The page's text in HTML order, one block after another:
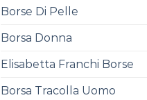
Borse Di Pelle
Borsa Donna
Elisabetta Franchi Borse
Borsa Tracolla Uomo